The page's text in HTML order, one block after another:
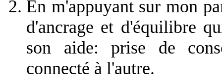
En m'appuyant sur mon
d'ancrage et d'équilibre
son aide: prise de
connecté à l'autre.